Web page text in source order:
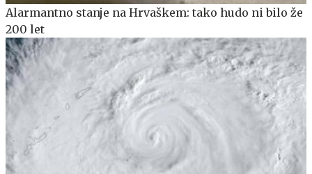
Alarmantno stanje na Hrvaškem: tako hudo ni bilo že
200 let